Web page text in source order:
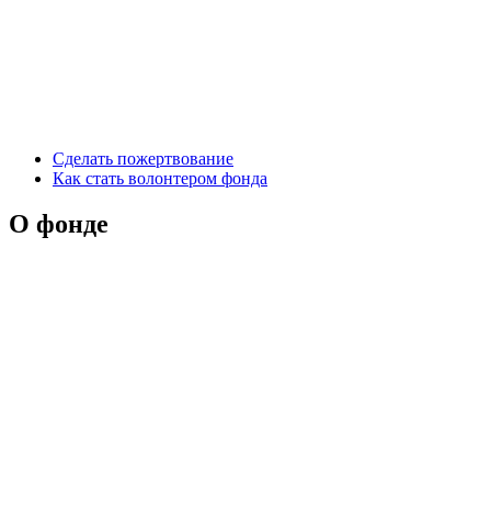
Сделать пожертвование
Как стать волонтером фонда
О фонде